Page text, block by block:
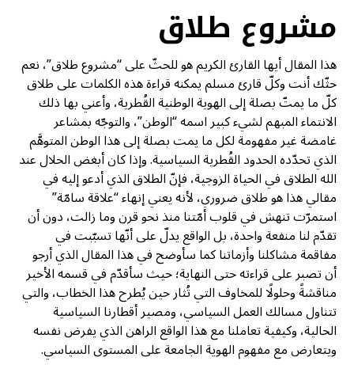
مشروع طلاق
هذا المقال أيها القارئ الكريم هو للحثّ على “مشروع طلاق”، نعم
حثّك أنت وكلّ قارئ مسلم يمكنه قراءة هذه الكلمات على طلاق
كلّ ما يمتّ بصلة إلى الهوية الوطنية القُطرية، وأعني بها ذلك
الانتماء المبهم لشيء كبير اسمه “الوطن”، والتوجّه بمشاعر
غامضة غير مفهومة لكل ما يمت بصلة إلى هذا الوطن المتوهَّم
الذي تحدّده الحدود القُطرية السياسية. وإذا كان أبغض الحلال عند
الله الطلاق في الحياة الزوجية، فإنّ الطلاق الذي أدعو إليه في
مقالي هذا هو طلاق ضروري، لأنه يعني إنهاء “علاقة سامّة”
استمرّت تنهش في قلوب أمّتنا منذ نحو قرن وما زالت، دون أن
تقدّم لنا منفعة واحدة، بل الواقع يدلّ على أنّها تسبّبت في
مفاقمة مشاكلنا وأزماتنا كما سأوضح في هذا المقال الذي أرجو
أن تصبر على قراءته حتى النهاية؛ حيث سأقدّم في قسمه الأخير
مناقشةً وحلولًا للمخاوف التي تُثار حين يُطرح هذا الخطاب، والتي
تتناول مسالك العمل السياسي، ومصير أقطارنا السياسية
الحالية، وكيفية تعاملنا مع هذا الواقع الراهن الذي يفرض نفسه
ويتعارض مع مفهوم الهوية الجامعة على المستوى السياسي.